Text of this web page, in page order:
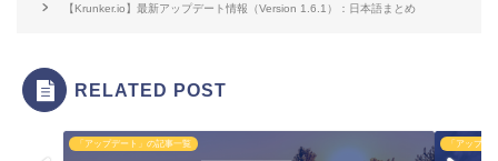
【Krunker.io】最新アップデート情報（Version 1.6.1）：日本語まとめ
RELATED POST
「アップデート」の記事一覧 「アップデ